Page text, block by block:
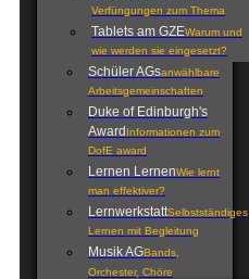
Verfüngungen zum Thema
Tablets am GZEWarum und
wie werden sie eingesetzt?
Schüler AGsanwählbare
Arbeitsgemeinschaften
Duke of Edinburgh's
Award Informationen zum
DofE award
Lernen LernenWie lernt
man effektiver?
LernwerkstattSelbstständiges
Lernen mit Begleitung
Musik AGBands,
Orchester, Chöre